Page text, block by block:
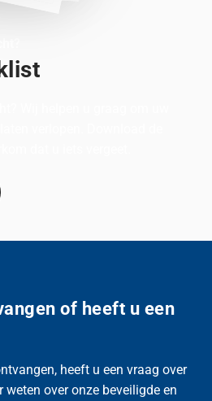
of heeft u een
heeft u een vraag over
over onze beveiligde en